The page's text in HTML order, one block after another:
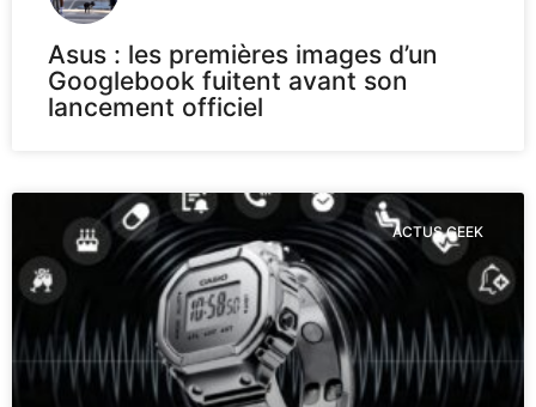
Asus : les premières images d’un
Googlebook fuitent avant son
lancement officiel
ACTUS GEEK